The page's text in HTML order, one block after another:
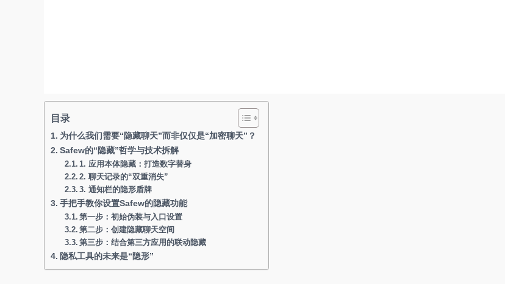
目录
为什么我们需要“隐藏聊天”而非仅仅是“加密聊天”？
Safew的“隐藏”哲学与技术拆解
1. 应用本体隐藏：打造数字替身
2. 聊天记录的“双重消失”
3. 通知栏的隐形盾牌
手把手教你设置Safew的隐藏功能
第一步：初始伪装与入口设置
第二步：创建隐藏聊天空间
第三步：结合第三方应用的联动隐藏
隐私工具的未来是“隐形”